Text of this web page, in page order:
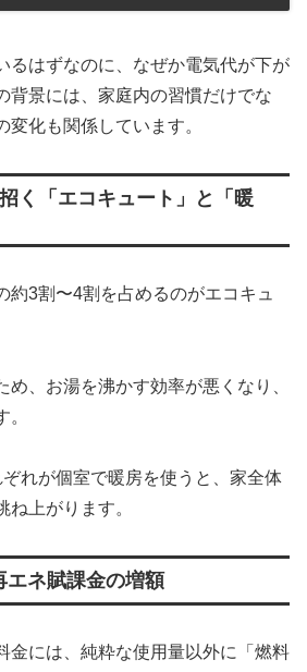
るはずなのに、なぜか電気代が下が
背景には、家庭内の習慣だけでな
変化も関係しています。
く「エコキュート」と「暖
約3割〜4割を占めるのがエコキュ
め、お湯を沸かす効率が悪くなり、
れが個室で暖房を使うと、家全体
上がります。
エネ賦課金の増額
金には、純粋な使用量以外に「燃料